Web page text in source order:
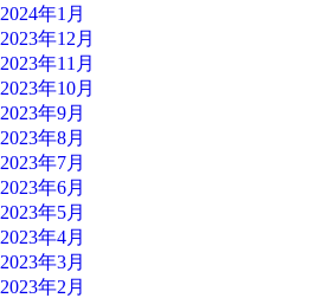
2024年1月
2023年12月
2023年11月
2023年10月
2023年9月
2023年8月
2023年7月
2023年6月
2023年5月
2023年4月
2023年3月
2023年2月